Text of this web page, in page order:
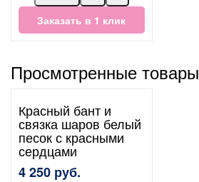
Заказать в 1 клик
Просмотренные товары
Красный бант и
связка шаров белый
песок с красными
сердцами
4 250 руб.